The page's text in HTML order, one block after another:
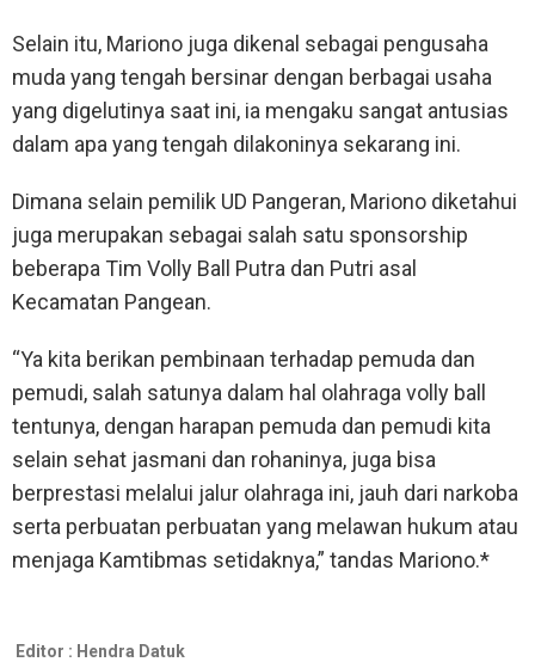
Selain itu, Mariono juga dikenal sebagai pengusaha
muda yang tengah bersinar dengan berbagai usaha
yang digelutinya saat ini, ia mengaku sangat antusias
dalam apa yang tengah dilakoninya sekarang ini.
Dimana selain pemilik UD Pangeran, Mariono diketahui
juga merupakan sebagai salah satu sponsorship
beberapa Tim Volly Ball Putra dan Putri asal
Kecamatan Pangean.
“Ya kita berikan pembinaan terhadap pemuda dan
pemudi, salah satunya dalam hal olahraga volly ball
tentunya, dengan harapan pemuda dan pemudi kita
selain sehat jasmani dan rohaninya, juga bisa
berprestasi melalui jalur olahraga ini, jauh dari narkoba
serta perbuatan perbuatan yang melawan hukum atau
menjaga Kamtibmas setidaknya,” tandas Mariono.*
Editor : Hendra Datuk